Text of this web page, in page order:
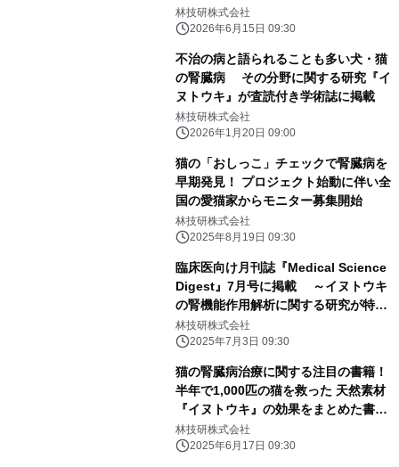
ン」の クラウドファンディングを6月
15日よりCAMPFIREで開始
林技研株式会社
2026年6月15日 09:30
不治の病と語られることも多い犬・猫
の腎臓病 その分野に関する研究『イ
ヌトウキ』が査読付き学術誌に掲載
林技研株式会社
2026年1月20日 09:00
猫の「おしっこ」チェックで腎臓病を
早期発見！ プロジェクト始動に伴い全
国の愛猫家からモニター募集開始
林技研株式会社
2025年8月19日 09:30
臨床医向け月刊誌『Medical Science
Digest』7月号に掲載 ～イヌトウキ
の腎機能作用解析に関する研究が特集
されました～
林技研株式会社
2025年7月3日 09:30
猫の腎臓病治療に関する注目の書籍！
半年で1,000匹の猫を救った 天然素材
『イヌトウキ』の効果をまとめた書籍
が Amazonランキング1位を獲得
林技研株式会社
2025年6月17日 09:30